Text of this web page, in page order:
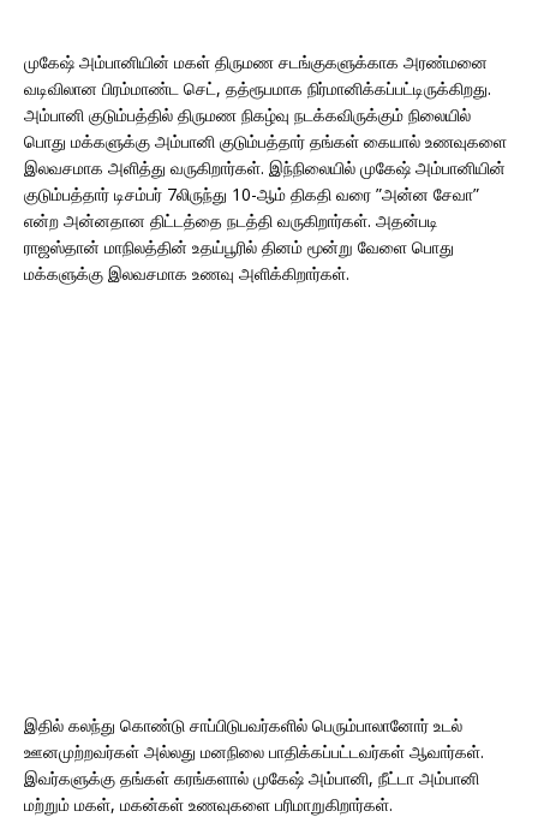
முகேஷ் அம்பானியின் மகள் திருமண சடங்குகளுக்காக அரண்மனை
வடிவிலான பிரம்மாண்ட செட், தத்ரூபமாக நிர்மானிக்கப்பட்டிருக்கிறது.
அம்பானி குடும்பத்தில் திருமண நிகழ்வு நடக்கவிருக்கும் நிலையில்
பொது மக்களுக்கு அம்பானி குடும்பத்தார் தங்கள் கையால் உணவுகளை
இலவசமாக அளித்து வருகிறார்கள். இந்நிலையில் முகேஷ் அம்பானியின்
குடும்பத்தார் டிசம்பர் 7லிருந்து 10-ஆம் திகதி வரை ”அன்ன சேவா”
என்ற அன்னதான திட்டத்தை நடத்தி வருகிறார்கள். அதன்படி
ராஜஸ்தான் மாநிலத்தின் உதய்பூரில் தினம் மூன்று வேளை பொது
மக்களுக்கு இலவசமாக உணவு அளிக்கிறார்கள்.
இதில் கலந்து கொண்டு சாப்பிடுபவர்களில் பெரும்பாலானோர் உடல்
ஊனமுற்றவர்கள் அல்லது மனநிலை பாதிக்கப்பட்டவர்கள் ஆவார்கள்.
இவர்களுக்கு தங்கள் கரங்களால் முகேஷ் அம்பானி, நீட்டா அம்பானி
மற்றும் மகள், மகன்கள் உணவுகளை பரிமாறுகிறார்கள்.